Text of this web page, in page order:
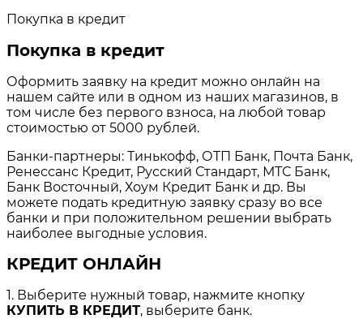
Покупка в кредит
Покупка в кредит
Оформить заявку на кредит можно онлайн на
нашем сайте или в одном из наших магазинов, в
том числе без первого взноса, на любой товар
стоимостью от 5000 рублей.
Банки-партнеры: Тинькофф, ОТП Банк, Почта Банк,
Ренессанс Кредит, Русский Стандарт, МТС Банк,
Банк Восточный, Хоум Кредит Банк и др. Вы
можете подать кредитную заявку сразу во все
банки и при положительном решении выбрать
наиболее выгодные условия.
КРЕДИТ ОНЛАЙН
1. Выберите нужный товар, нажмите кнопку
КУПИТЬ В КРЕДИТ, выберите банк.